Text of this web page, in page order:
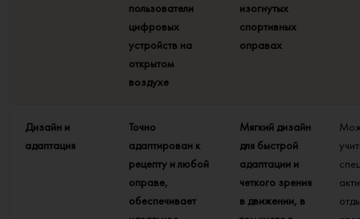
пользователи
цифровых
устройств на
открытом
воздухе
изогнутых
спортивных
оправах
Дизайн и
адаптация
Точно
адаптирован к
рецепту и любой
оправе,
обеспечивает
Мягкий дизайн
для быстрой
адаптации и
четкого зрения
в движении, в